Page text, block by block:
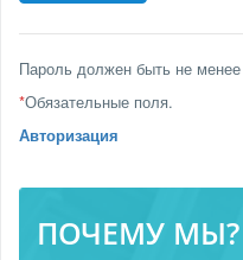
Пароль должен быть не
*Обязательные поля.
Авторизация
ПОЧЕМУ МЫ?